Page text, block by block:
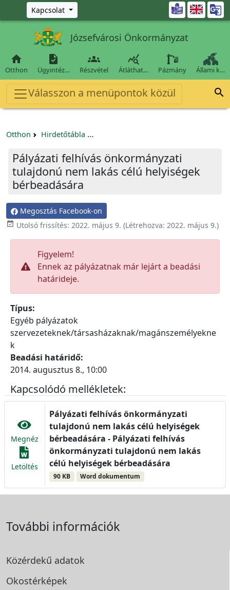
Ugrás a fő tartalomra
Kapcsolat 
Józsefvárosi Önkormányzat

Otthon

Ügyintéz…

Részvétel

Átláthat… Pázmány Állami k…
Válasszon a menüpontok közül 
Otthon Hirdetőtábla
Pályázati felhívás önkormányzati
tulajdonú nem lakás célú helyiségek
bérbeadására
Megosztás Facebook-on
 Utolsó frissítés: 2022. május 9. (Létrehozva: 2022. május 9.)
Figyelem!
Ennek az pályázatnak már lejárt a beadási
határideje.
Típus:
Egyéb pályázatok
szervezeteknek/társasházaknak/magánszemélyekne
k
Beadási határidő:
2014. augusztus 8., 10:00
Kapcsolódó mellékletek:
Megnéz
Letöltés
Pályázati felhívás önkormányzati
tulajdonú nem lakás célú helyiségek
bérbeadására - Pályázati felhívás
önkormányzati tulajdonú nem lakás
célú helyiségek bérbeadására
90 KB Word dokumentum
További információk
Közérdekű adatok
Okostérképek